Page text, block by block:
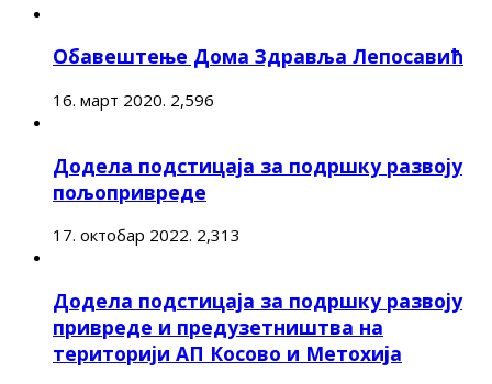
Обавештење Дома Здравља Лепосавић
16. март 2020. 2,596
Додела подстицаја за подршку развоју
пољопривреде
17. октобар 2022. 2,313
Додела подстицаја за подршку развоју
привреде и предузетништва на
територији АП Косово и Метохија